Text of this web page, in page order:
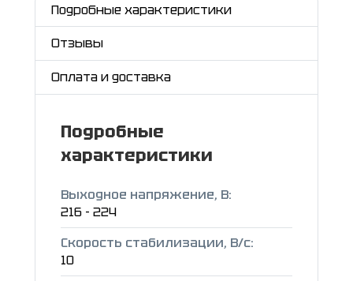
Подробные характеристики
Отзывы
Оплата и доставка
Подробные
характеристики
Выходное напряжение, В:
216 - 224
Скорость стабилизации, В/с:
10